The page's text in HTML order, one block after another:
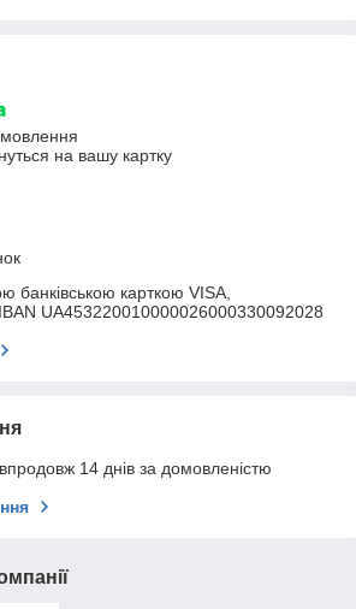
на вашу картку
банківською карткою VISA,
UA453220010000026000330092028
14 днів за домовленістю